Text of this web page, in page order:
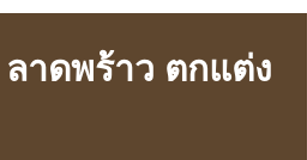
าดพร้าว ตกแต่ง